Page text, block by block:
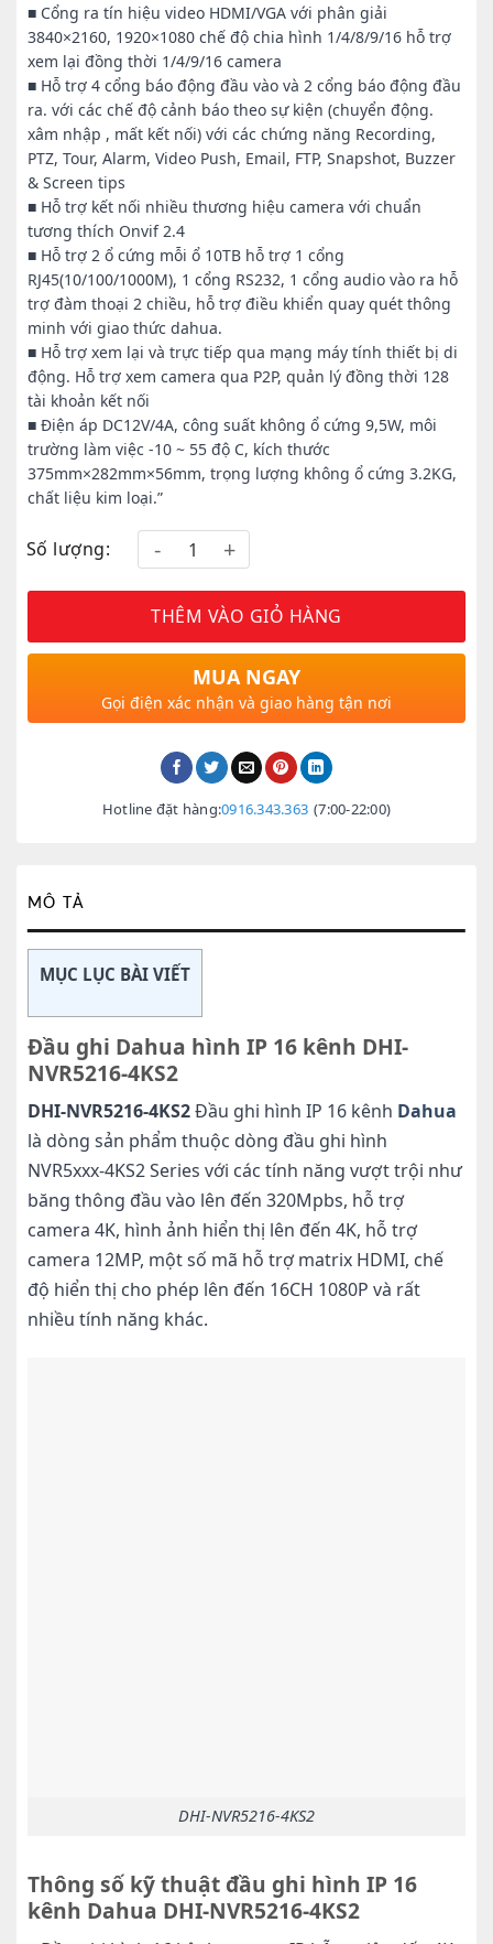
■ Cổng ra tín hiệu video HDMI/VGA với phân giải
3840×2160, 1920×1080 chế độ chia hình 1/4/8/9/16 hỗ trợ
xem lại đồng thời 1/4/9/16 camera
■ Hỗ trợ 4 cổng báo động đầu vào và 2 cổng báo động đầu
ra. với các chế độ cảnh báo theo sự kiện (chuyển động.
xâm nhập , mất kết nối) với các chứng năng Recording,
PTZ, Tour, Alarm, Video Push, Email, FTP, Snapshot, Buzzer
& Screen tips
■ Hỗ trợ kết nối nhiều thương hiệu camera với chuẩn
tương thích Onvif 2.4
■ Hỗ trợ 2 ổ cứng mỗi ổ 10TB hỗ trợ 1 cổng
RJ45(10/100/1000M), 1 cổng RS232, 1 cổng audio vào ra hỗ
trợ đàm thoại 2 chiều, hỗ trợ điều khiển quay quét thông
minh với giao thức dahua.
■ Hỗ trợ xem lại và trực tiếp qua mạng máy tính thiết bị di
động. Hỗ trợ xem camera qua P2P, quản lý đồng thời 128
tài khoản kết nối
■ Điện áp DC12V/4A, công suất không ổ cứng 9,5W, môi
trường làm việc -10 ~ 55 độ C, kích thước
375mm×282mm×56mm, trọng lượng không ổ cứng 3.2KG,
chất liệu kim loại.”
Số lượng:
THÊM VÀO GIỎ HÀNG
MUA NGAY
Gọi điện xác nhận và giao hàng tận nơi
Hotline đặt hàng:0916.343.363 (7:00-22:00)
MÔ TẢ
MỤC LỤC BÀI VIẾT
Đầu ghi Dahua hình IP 16 kênh DHI-
NVR5216-4KS2
DHI-NVR5216-4KS2Đầu ghi hình IP 16 kênh Dahua
là dòng sản phẩm thuộc dòng đầu ghi hình
NVR5xxx-4KS2 Series với các tính năng vượt trội như
băng thông đầu vào lên đến 320Mpbs, hỗ trợ
camera 4K, hình ảnh hiển thị lên đến 4K, hỗ trợ
camera 12MP, một số mã hỗ trợ matrix HDMI, chế
độ hiển thị cho phép lên đến 16CH 1080P và rất
nhiều tính năng khác.
DHI-NVR5216-4KS2
Thông số kỹ thuật đầu ghi hình IP 16
kênh Dahua DHI-NVR5216-4KS2